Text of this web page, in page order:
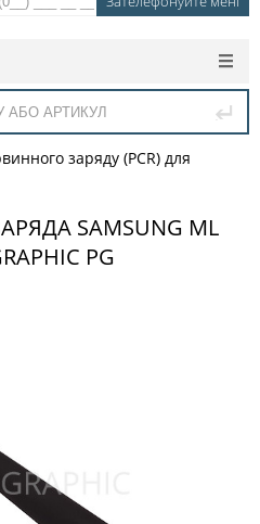
заряду (PCR) для
SAMSUNG ML
PG